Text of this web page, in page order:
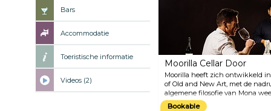
Bars
Accommodatie
Toeristische informatie
Videos (2)
Moorilla Cellar Door
Moorilla heeft zich ontwikkeld
of Old and New Art, met de
algemene filosofie van Mona
Bookable